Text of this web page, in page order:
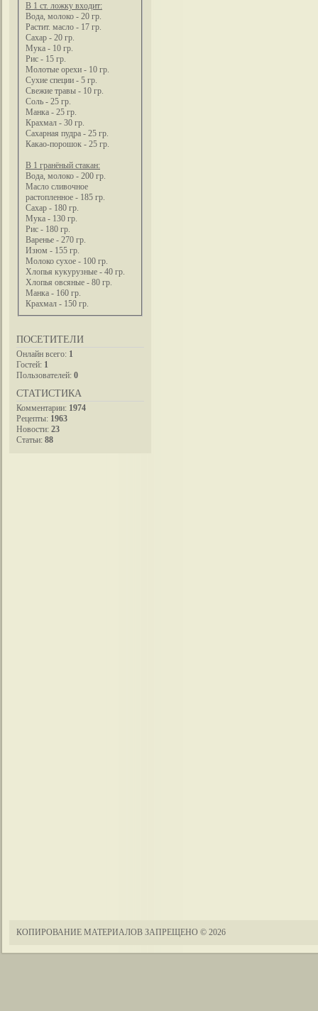
В 1 ст. ложку входит:
Вода, молоко - 20 гр.
Растит. масло - 17 гр.
Сахар - 20 гр.
Мука - 10 гр.
Рис - 15 гр.
Молотые орехи - 10 гр.
Сухие специи - 5 гр.
Свежие травы - 10 гр.
Соль - 25 гр.
Манка - 25 гр.
Крахмал - 30 гр.
Сахарная пудра - 25 гр.
Какао-порошок - 25 гр.
В 1 гранёный стакан:
Вода, молоко - 200 гр.
Масло сливочное
растопленное - 185 гр.
Сахар - 180 гр.
Мука - 130 гр.
Рис - 180 гр.
Варенье - 270 гр.
Изюм - 155 гр.
Молоко сухое - 100 гр.
Хлопья кукурузные - 40 гр.
Хлопья овсяные - 80 гр.
Манка - 160 гр.
Крахмал - 150 гр.
ПОСЕТИТЕЛИ
Онлайн всего: 1
Гостей: 1
Пользователей: 0
СТАТИСТИКА
Комментарии: 1974
Рецепты: 1963
Новости: 23
Статьи: 88
КОПИРОВАНИЕ МАТЕРИАЛОВ ЗАПРЕЩЕНО © 2026